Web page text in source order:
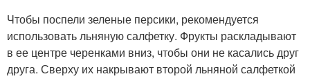
Чтобы поспели зеленые персики, рекомендуется
использовать льняную салфетку. Фрукты раскладывают
в ее центре черенками вниз, чтобы они не касались друг
друга. Сверху их накрывают второй льняной салфеткой